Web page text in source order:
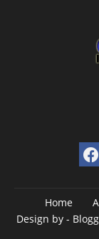
Home
Design by -